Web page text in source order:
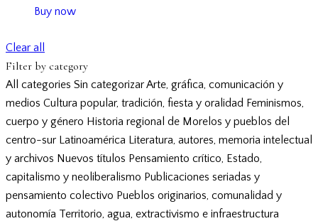
Buy now
Clear all
Filter by category
All categories Sin categorizarArte, gráfica, comunicación y
medios Cultura popular, tradición, fiesta y oralidad Feminismos,
cuerpo y género Historia regional de Morelos y pueblos del
centro-sur Latinoamérica Literatura, autores, memoria intelectual
y archivos Nuevos títulos Pensamiento crítico, Estado,
capitalismo y neoliberalismo Publicaciones seriadas y
pensamiento colectivo Pueblos originarios, comunalidad y
autonomía Territorio, agua, extractivismo e infraestructura